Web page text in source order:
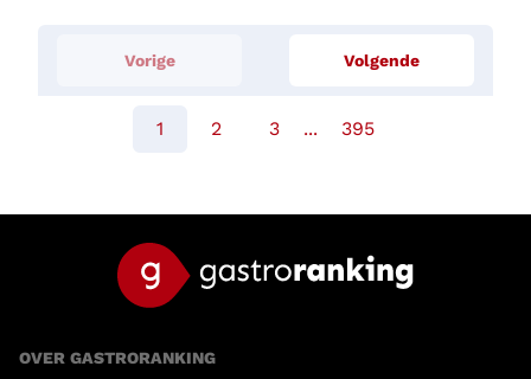
Vorige
1 2 3 ... 395
Volgende
OVER GASTRORANKING